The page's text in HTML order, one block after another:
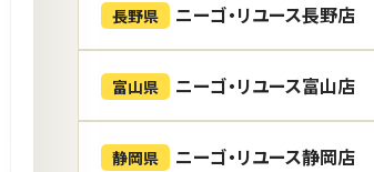
長野県 ニーゴ・リユース長野店
富山県 ニーゴ・リユース富山店
静岡県 ニーゴ・リユース静岡店